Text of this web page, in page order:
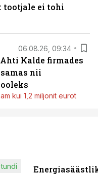
tootjale ei tohi
06.08.26, 09:34
Kalde firmades
nii
kui 1,2 miljonit eurot